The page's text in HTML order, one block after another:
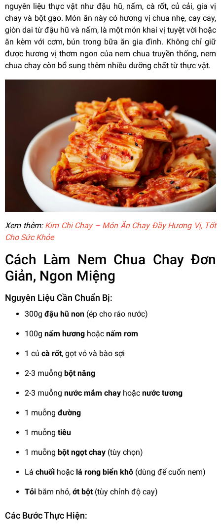
nguyên liệu thực vật như đậu hũ, nấm, cà rốt, củ cải, gia vị
chay và bột gạo. Món ăn này có hương vị chua nhẹ, cay cay,
giòn dai từ đậu hũ và nấm, là một món khai vị tuyệt vời hoặc
ăn kèm với cơm, bún trong bữa ăn gia đình. Không chỉ giữ
được hương vị thơm ngon của nem chua truyền thống, nem
chua chay còn bổ sung thêm nhiều dưỡng chất từ thực vật.
Xem thêm:Kim Chi Chay – Món Ăn Chay Đầy Hương Vị, Tốt
Cho Sức Khỏe
Cách Làm Nem Chua Chay Đơn
Giản, Ngon Miệng
Nguyên Liệu Cần Chuẩn Bị:
300g đậu hũ non (ép cho ráo nước)
100g nấm hương hoặc nấm rơm
1 củ cà rốt, gọt vỏ và bào sợi
2-3 muỗng bột năng
2-3 muỗng nước mắm chay hoặc nước tương
1 muỗng đường
1 muỗng tiêu
1 muỗng bột ngọt chay (tùy chọn)
Lá chuối hoặc lá rong biển khô (dùng để cuốn nem)
Tỏi băm nhỏ, ớt bột(tùy chỉnh độ cay)
Các Bước Thực Hiện: